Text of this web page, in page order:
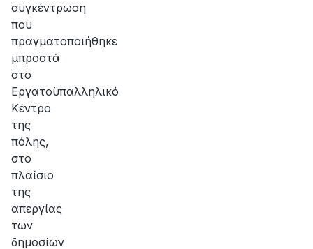
συγκέντρωση
που
πραγματοποιήθηκε
μπροστά
στο
Εργατοϋπαλληλικό
Κέντρο
της
πόλης,
στο
πλαίσιο
της
απεργίας
των
δημοσίων